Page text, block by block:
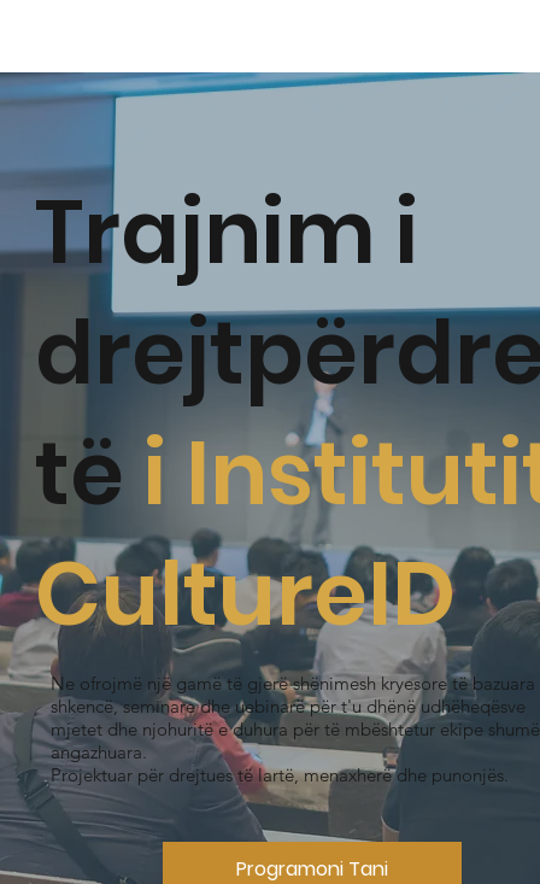
Trajnim i
të i
CultureID
Ne ofrojmë një gamë të gjerë shënimesh kryesore të bazuara
shkencë, seminare dhe uebinarë për t'u dhënë udhëheqësve
mjetet dhe njohuritë e duhura për të mbështetur ekipe
angazhuara.
Projektuar për drejtues të lartë, menaxherë dhe punonjës.
Programoni Tani